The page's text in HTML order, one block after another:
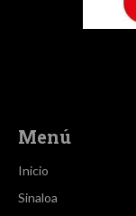
Menú
Inicio
Sinaloa